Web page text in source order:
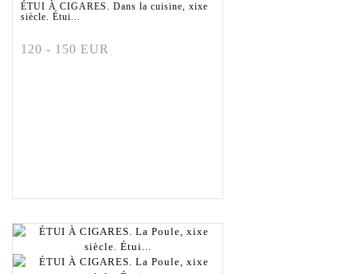
ÉTUI À CIGARES. Dans la cuisine, xixe
siècle. Étui...
120 - 150 EUR